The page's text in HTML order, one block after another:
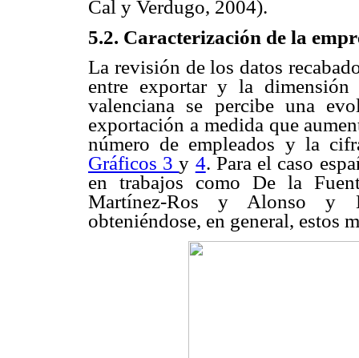
Cal y Verdugo, 2004).
5.2. Caracterización de la
La revisión de los datos
entre exportar y la dimensión
valenciana se percibe una
exportación a medida que
número de empleados y la
Gráficos 3y 4. Para el caso
en trabajos como De la
Martínez-Ros y Alonso y
obteniéndose, en general, estos